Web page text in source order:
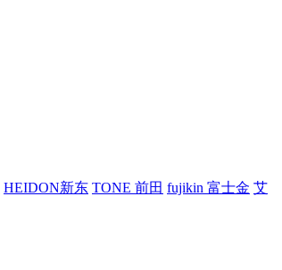
HEIDON新东 TONE 前田 fujikin 富士金 艾